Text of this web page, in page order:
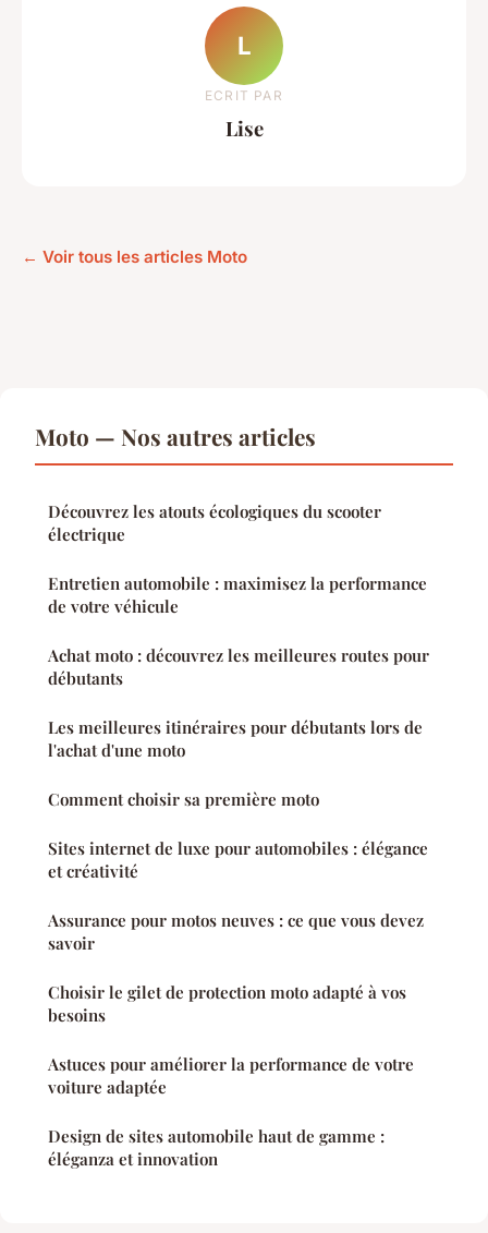
L
ECRIT PAR
Lise
← Voir tous les articles Moto
Moto — Nos autres articles
Découvrez les atouts écologiques du scooter
électrique
Entretien automobile : maximisez la performance
de votre véhicule
Achat moto : découvrez les meilleures routes pour
débutants
Les meilleures itinéraires pour débutants lors de
l'achat d'une moto
Comment choisir sa première moto
Sites internet de luxe pour automobiles : élégance
et créativité
Assurance pour motos neuves : ce que vous devez
savoir
Choisir le gilet de protection moto adapté à vos
besoins
Astuces pour améliorer la performance de votre
voiture adaptée
Design de sites automobile haut de gamme :
éléganza et innovation